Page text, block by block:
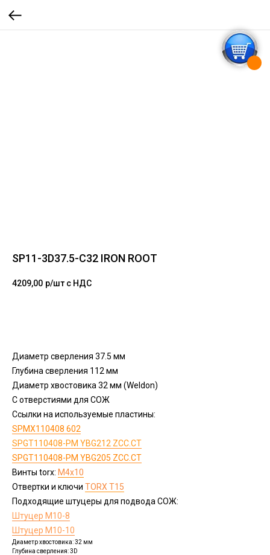
SP11-3D37.5-C32 IRON ROOT
4209,00 р/шт c НДС
Диаметр сверления 37.5 мм
Глубина сверления 112 мм
Диаметр хвостовика 32 мм (Weldon)
С отверстиями для СОЖ
Ссылки на используемые пластины:
SPMX110408 602
SPGT110408-PM YBG212 ZCC.CT
SPGT110408-PM YBG205 ZCC.CT
Винты torx: M4х10
Отвертки и ключи ТОRX T15
Подходящие штуцеры для подвода СОЖ:
Штуцер М10-8
Штуцер М10-10
Диаметр хвостовика: 32 мм
Глубина сверления: 3D